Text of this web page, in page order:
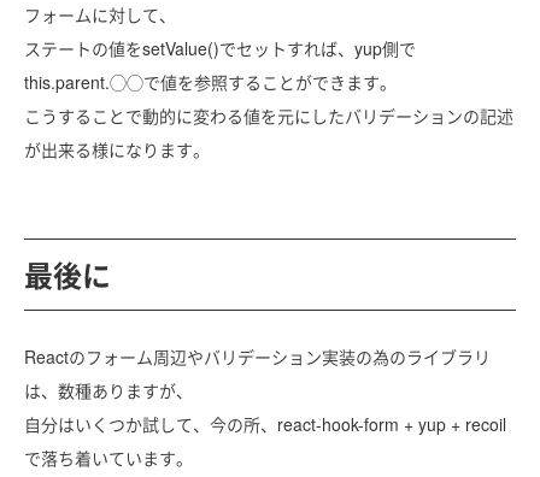
フォームに対して、
ステートの値をsetValue()でセットすれば、yup側で
this.parent.◯◯で値を参照することができます。
こうすることで動的に変わる値を元にしたバリデーションの記述
が出来る様になります。
最後に
Reactのフォーム周辺やバリデーション実装の為のライブラリ
は、数種ありますが、
自分はいくつか試して、今の所、react-hook-form + yup + recoil
で落ち着いています。